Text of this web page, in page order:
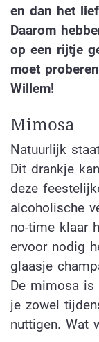
en dan het
Daarom
op een rijtje
moet
Willem!
Mimosa
Natuurlijk
Dit drankje
deze
alcoholische
no-time klaar
ervoor nodig
glaasje
De mimosa is
je zowel
nuttigen. Wat